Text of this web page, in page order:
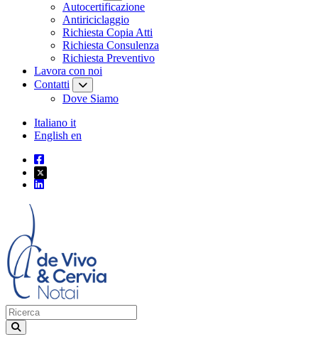
Autocertificazione
Antiriciclaggio
Richiesta Copia Atti
Richiesta Consulenza
Richiesta Preventivo
Lavora con noi
Contatti
Dove Siamo
Italiano it
English en